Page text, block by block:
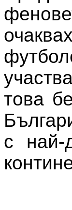
това
с най-